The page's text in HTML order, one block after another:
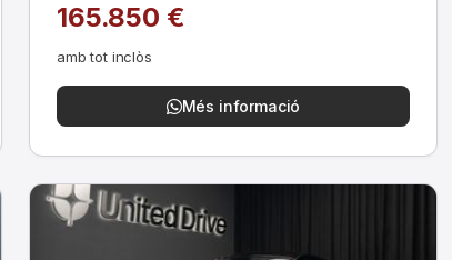
165.850 €
amb tot inclòs
Més informació